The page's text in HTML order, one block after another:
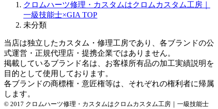
クロムハーツ修理・カスタムはクロムカスタム工房｜
一級技能士×GIATOP
未分類
当店は独立したカスタム・修理工房であり、各ブランドの公
式運営・正規代理店・提携企業ではありません。
掲載しているブランド名は、お客様所有品の加工実績説明を
目的として使用しております。
各ブランドの商標権・意匠権等は、それぞれの権利者に帰属
します。
© 2017 クロムハーツ修理・カスタムはクロムカスタム工房｜一級技能士